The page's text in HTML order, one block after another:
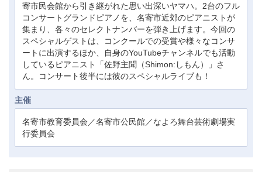
寄市民会館から引き継がれた思い出深いヤマハ。2台のフル
コンサートグランドピアノを、名寄市近郊のピアニストが
集まり、各々のセレクトナンバーを弾き上げます。今回の
スペシャルゲストは、コンクールでの受賞や様々なコンサ
ートに出演するほか、自身のYouTubeチャンネルでも活動
しているピアニスト「佐野主聞（Shimon:しもん）」さ
ん。コンサート後半には彼のスペシャルライブも！
主催
名寄市教育委員会／名寄市公民館／なよろ舞台芸術劇場実
行委員会